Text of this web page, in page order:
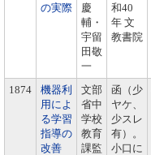
の実際
慶
輔・
宇留
田敬
一
和40
年 文
教書院
1874
機器利
用によ
る学習
指導の
改善
文部
省中
学校
教育
課監
函（少
ヤケ、
少スレ
有）。
小口に